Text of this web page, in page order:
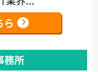
ら
務所